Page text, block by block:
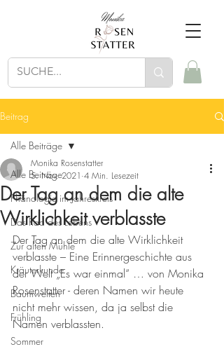
Beitrag
Alle Beiträge
Phänologie im Jahreskreis
Das Rad des Lebens
Zur alten Mühle
Kräuterkunde
Baumwelten
Frühling
Sommer
Alle Beiträge
Der Tag an dem die alte
Wirklichkeit verblasste
Monika Rosenstatter
5. Nov. 2021 4 Min. Lesezeit
Der Tag an dem die alte Wirklichkeit
verblasste – Eine Erinnergeschichte aus
der Welt „Es war einmal“ … von Monika
Rosenstatter - deren Namen wir heute
nicht mehr wissen, da ja selbst die
Namen verblassten.